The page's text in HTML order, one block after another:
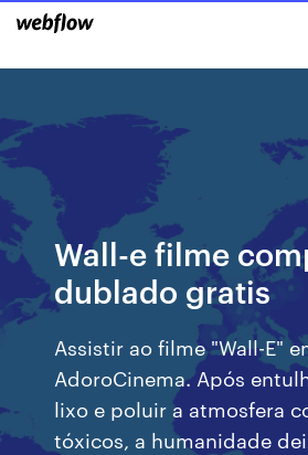
Wall-e filme
dublado gratis
Assistir ao filme "Wall-E"
AdoroCinema. Após
lixo e poluir a atmosfera
tóxicos, a humanidade